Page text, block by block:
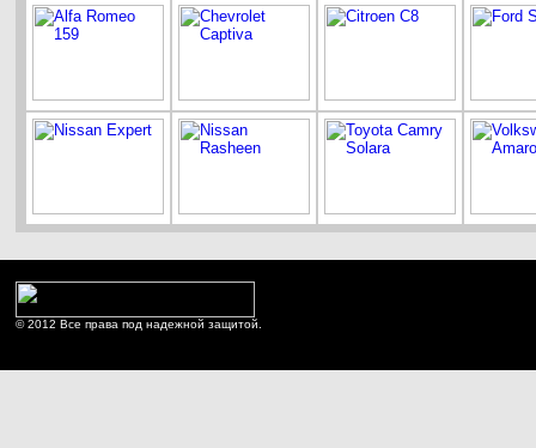
© 2012 Все права под надежной защитой.